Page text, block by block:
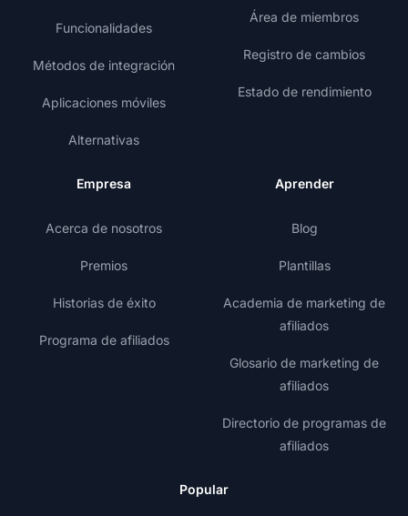
Funcionalidades
Métodos de integración
Aplicaciones móviles
Alternativas
Área de miembros
Registro de cambios
Estado de rendimiento
Empresa
Acerca de nosotros
Premios
Historias de éxito
Programa de afiliados
Aprender
Blog
Plantillas
Academia de marketing de
afiliados
Glosario de marketing de
afiliados
Directorio de programas de
afiliados
Popular